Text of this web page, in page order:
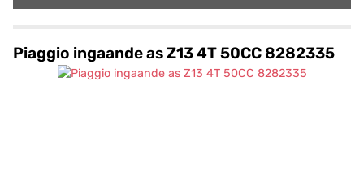
Piaggio ingaande as Z13 4T 50CC 8282335